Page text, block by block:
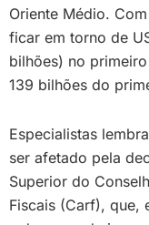
Oriente Médio.
ficar em torno de
bilhões) no
139 bilhões do
Especialistas
ser afetado pela
Superior do
Fiscais (Carf), que,